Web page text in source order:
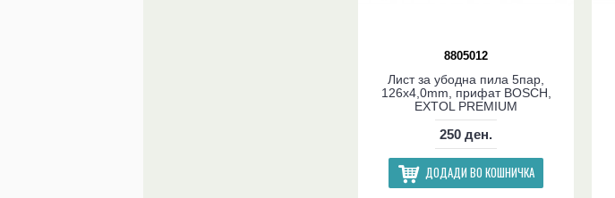
8805012
Лист за убодна пила 5пар,
126x4,0mm, прифат BOSCH,
EXTOL PREMIUM
250 ден.
ДОДАДИ ВО КОШНИЧКА